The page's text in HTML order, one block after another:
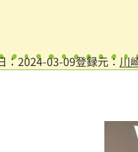
：2024-03-09登録元： 川